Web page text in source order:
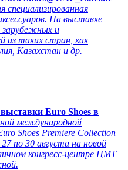
специализированная
На выставке
зарубежных и
из таких стран, как
Казахстан и др.
Euro Shoes в
международной
Shoes Premiere Collection
по 30 августа на новой
конгресс-центре ЦМТ